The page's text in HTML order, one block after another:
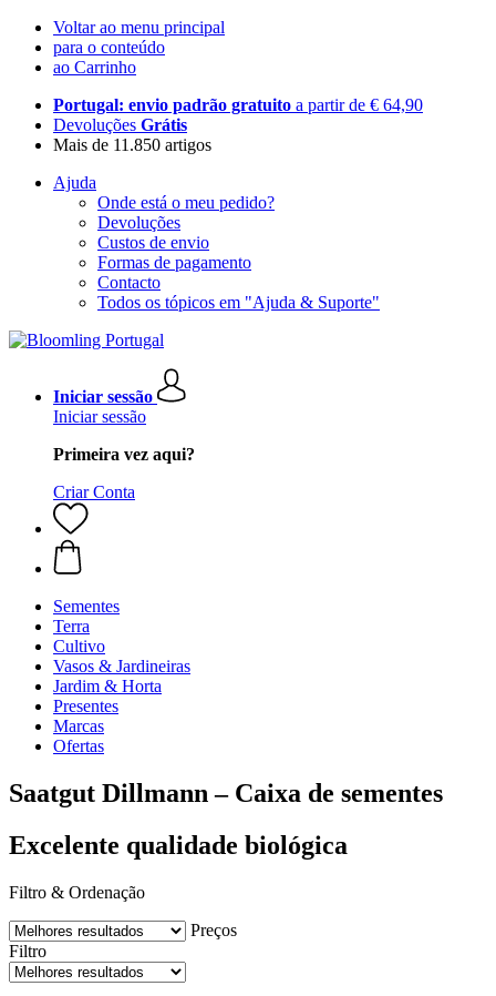
Voltar ao menu principal
para o conteúdo
ao Carrinho
Portugal: envio padrão gratuito a partir de € 64,90
Devoluções Grátis
Mais de 11.850 artigos
Ajuda
Onde está o meu pedido?
Devoluções
Custos de envio
Formas de pagamento
Contacto
Todos os tópicos em "Ajuda & Suporte"
Iniciar sessão
Iniciar sessão
Primeira vez aqui?
Criar Conta
Sementes
Terra
Cultivo
Vasos & Jardineiras
Jardim & Horta
Presentes
Marcas
Ofertas
Saatgut Dillmann – Caixa de sementes
Excelente qualidade biológica
Filtro & Ordenação
Preços
Filtro